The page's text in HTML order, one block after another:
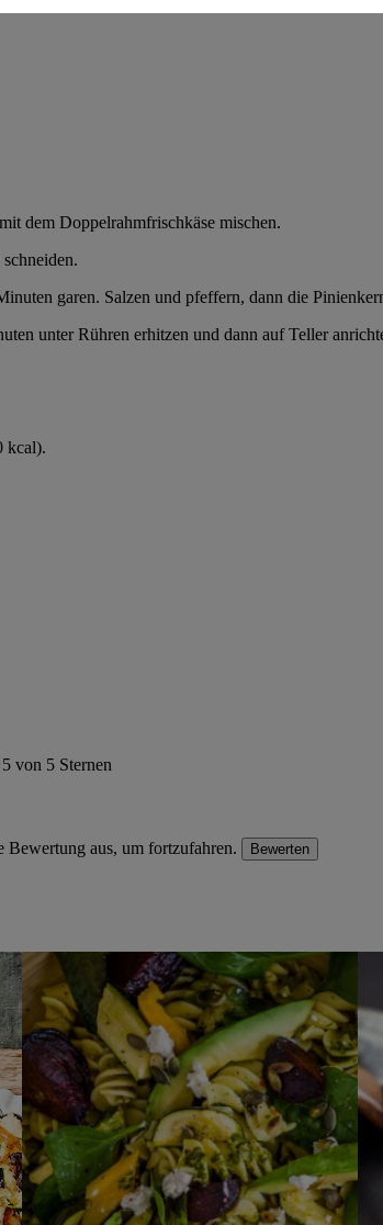
dem Doppelrahmfrischkäse mischen.
garen. Salzen und pfeffern, dann die
unter Rühren erhitzen und dann auf Teller
kcal).
5 von 5 Sternen
Bewertung aus, um fortzufahren. Bewerten